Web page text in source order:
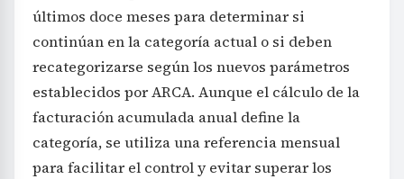
últimos doce meses para determinar si
continúan en la categoría actual o si deben
recategorizarse según los nuevos parámetros
establecidos por ARCA. Aunque el cálculo de la
facturación acumulada anual define la
categoría, se utiliza una referencia mensual
para facilitar el control y evitar superar los